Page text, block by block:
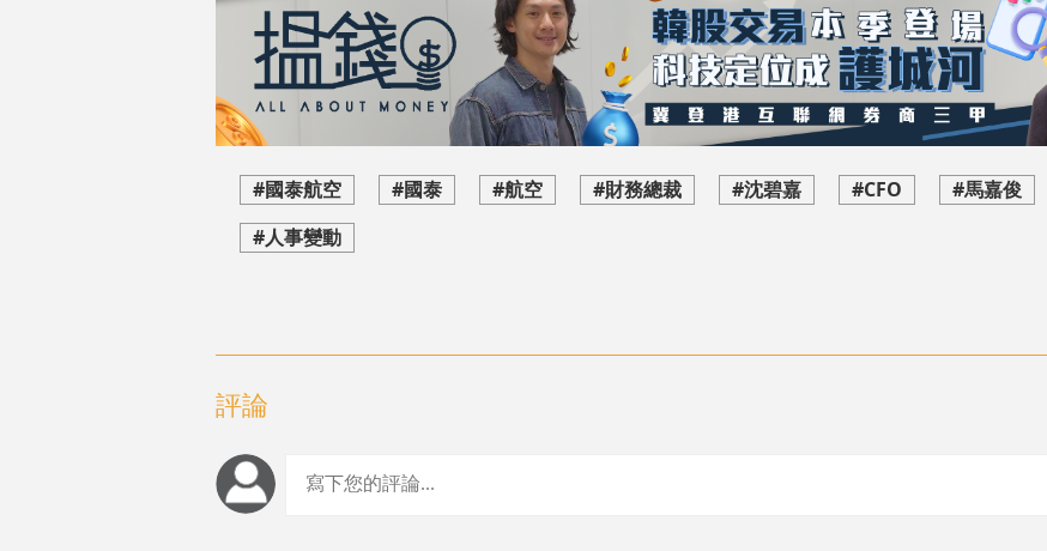
#國泰航空 #國泰 #航空 #財務總裁 #沈碧嘉 #CFO #馬嘉俊
#人事變動
評論